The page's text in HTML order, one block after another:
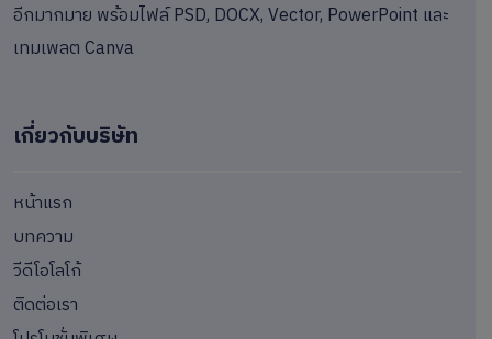
อีกมากมาย พร้อมไฟล์ PSD, DOCX, Vector, PowerPoint และ
เทมเพลต Canva
เกี่ยวกับบริษัท
หน้าแรก
บทความ
วีดีโอโลโก้
ติดต่อเรา